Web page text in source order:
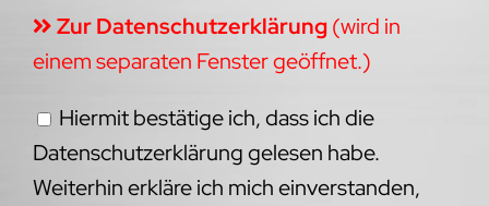
Zur Datenschutzerklärung(wird in
einem separaten Fenster geöffnet.)
Hiermit bestätige ich, dass ich die
Datenschutzerklärung gelesen habe.
Weiterhin erkläre ich mich einverstanden,